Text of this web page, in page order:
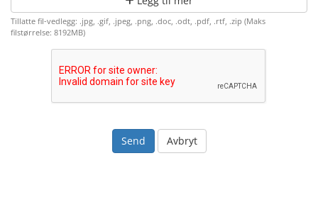
Tillatte fil-vedlegg: .jpg, .gif, .jpeg, .png, .doc, .odt, .pdf, .rtf, .zip (Maks
filstørrelse: 8192MB)
Avbryt